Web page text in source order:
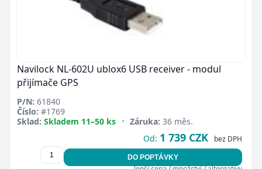
Navilock NL-602U ublox6 USB receiver - modul
přijímače GPS
P/N: 61840
Číslo: #1769
Sklad: Skladem 11–50 ks • Záruka: 36 měs.
Od: 1 739 CZK bez DPH
DO POPTÁVKY